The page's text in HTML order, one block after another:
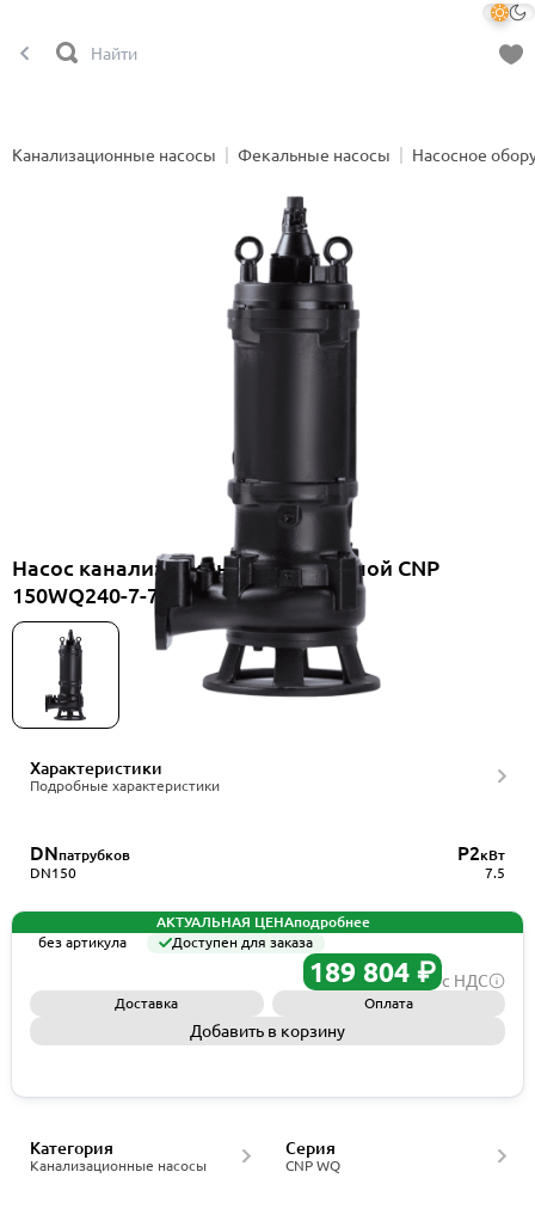
Канализационные насосы Фекальные насосы Насосное
Насос канализационный погружной CNP
150WQ240-7-7.5EF(I)+ELB150WQ
Характеристики
Подробные характеристики
DNпатрубков
DN150
P2кВт
7.5
АКТУАЛЬНАЯ ЦЕНАподробнее
без артикула
Доступен для заказа
189 804 ₽ с НДС
Доставка Оплата
Добавить в корзину
Канализационные насосы
Категория
CNP WQ
Серия